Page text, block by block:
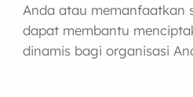
Anda atau memanfaatkan
dapat membantu
dinamis bagi organisasi